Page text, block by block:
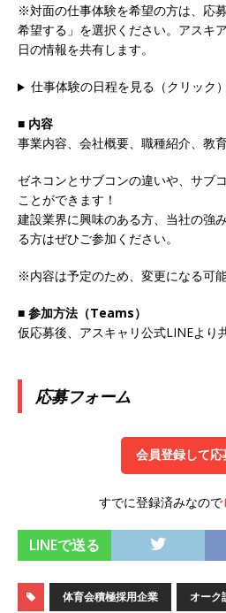
日125日 ｜ ノー
極採用企業
[ 2025年8月8日 ]
電子基板の検査
[ 2025年8月7日 ]
としてクライア
休み ｜ データア
極採用企業
[ 2025年8月7日 ]
し ≫ 京急グルー
計をサポートす
※対面の仕事体験を希望の方は、応
希望する」を選択ください。アスキ
日の情報を共有します。
仕事体験の日程を見る（クリック）
■ 内容
事業内容、会社概要、職種紹介、教
ゼネコンとサブコンの違いや、サブ
ことができます！
建設業界に興味のある方、当社の強
る方はぜひご参加ください。
※内容は予定のため、変更になる可能
■ 参加方法（Teams）
仮応募後、アスキャリ公式LINEより
応募フォーム
会員登録して応
すでに登録済みなので
LINEで送る
体育会積極採用企業 オーク